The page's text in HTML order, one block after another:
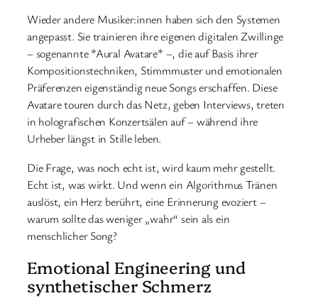
Wieder andere Musiker:innen haben sich den Systemen
angepasst. Sie trainieren ihre eigenen digitalen Zwillinge
– sogenannte *Aural Avatare* –, die auf Basis ihrer
Kompositionstechniken, Stimmmuster und emotionalen
Präferenzen eigenständig neue Songs erschaffen. Diese
Avatare touren durch das Netz, geben Interviews, treten
in holografischen Konzertsälen auf – während ihre
Urheber längst in Stille leben.
Die Frage, was noch echt ist, wird kaum mehr gestellt.
Echt ist, was wirkt. Und wenn ein Algorithmus Tränen
auslöst, ein Herz berührt, eine Erinnerung evoziert –
warum sollte das weniger „wahr“ sein als ein
menschlicher Song?
Emotional Engineering und
synthetischer Schmerz